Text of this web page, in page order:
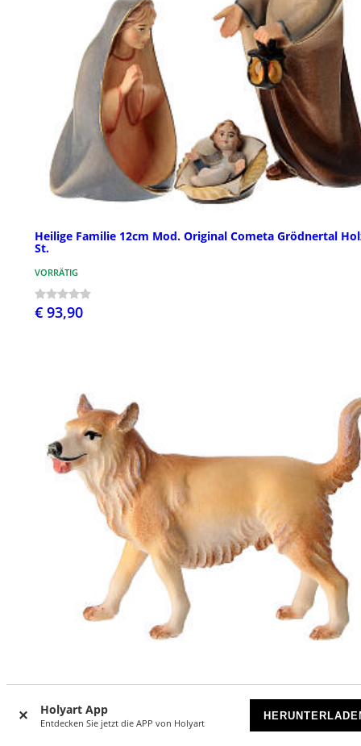
Holyart App
Entdecken Sie jetzt die APP von Holyart
Heilige Familie 12cm Mod. Original Cometa Grödnertal
St.
VORRÄTIG
€ 93,90
Schäferhund 12cm Mod. Original Redentore Grödnertal